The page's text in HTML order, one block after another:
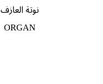
نوتة العازف
ORGAN